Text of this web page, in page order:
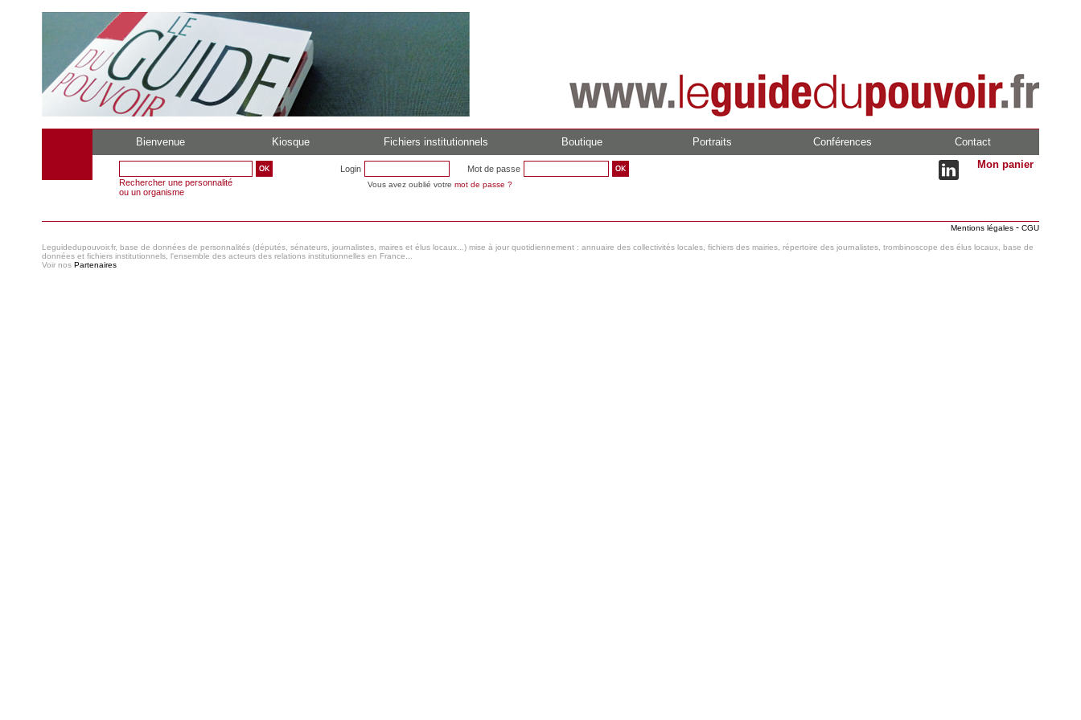
Bienvenue Kiosque Fichiers institutionnels Boutique Portraits Conférences Contact
Rechercher une personnalité
ou un organisme
Login Mot de passe
Vous avez oublié votre mot de passe ?
Mon panier
Mentions légales - CGU
Leguidedupouvoir.fr, base de données de personnalités (députés, sénateurs, journalistes, maires et élus locaux...) mise à jour quotidiennement : annuaire des collectivités locales, fichiers des mairies, répertoire des journalistes, trombinoscope des élus locaux, base de
données et fichiers institutionnels, l'ensemble des acteurs des relations institutionnelles en France...
Voir nos Partenaires